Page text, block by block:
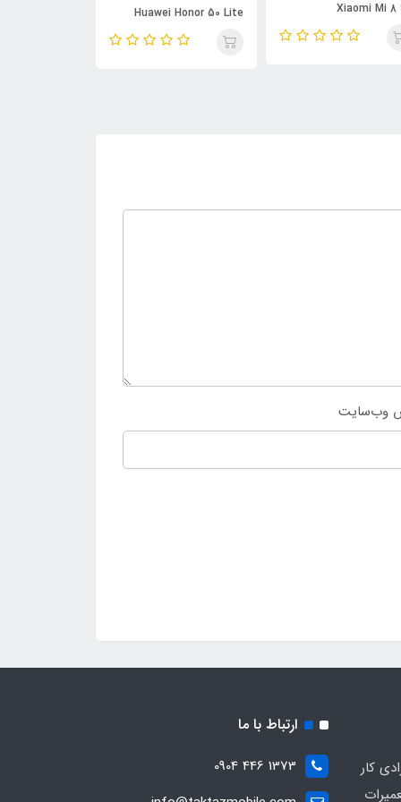
Xiaomi Mi 8
Huawei Honor 50 Lite
وب‌سایت
کار
ارتباط با ما
1373 446 0904